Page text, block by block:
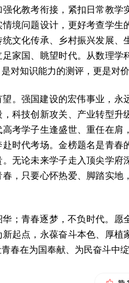
化教考衔接，紧扣日常教
境问题设计，更好考查学生
文化传承、乡村振兴发展
家国、眺望时代。从数理
对知识能力的测评，更是对价
。强国建设的宏伟事业，
科技创新攻关、产业转型
考学子生逢盛世、重任在
时代考场。金榜题名是青
无论未来学子走入顶尖学
，只要心怀热爱、脚踏实
；青春逐梦，不负时代。愿
起点，永葆奋斗本色、厚
春在为国奉献、为民奋斗中